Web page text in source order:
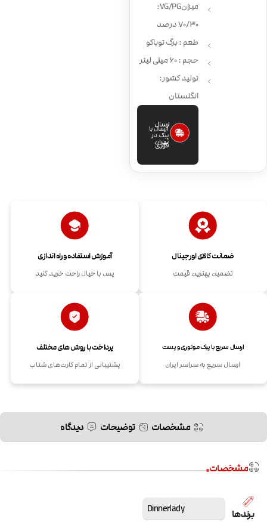
میزان VG/PG:
70/30 درصد
طعم : برگ توباکو
حجم : 60 میلی لیتر
تولید کشور:
انگلستان
ارسال
فوری
ارسال با
پیک در
تهران
ضمانت کالای اورجینال
تضمین بهترین قیمت
آموزش استفاده و راه اندازی
پس با خیال راحت خرید کنید
ارسال سریع با پیک موتوری و پست
ارسال سریع به سراسر ایران
پرداخت با روش های مختلف
پشتیبانی از تمام کارت‌های شتاب
مشخصات توضیحات دیدگاه
مشخصات
برندها Dinnerlady